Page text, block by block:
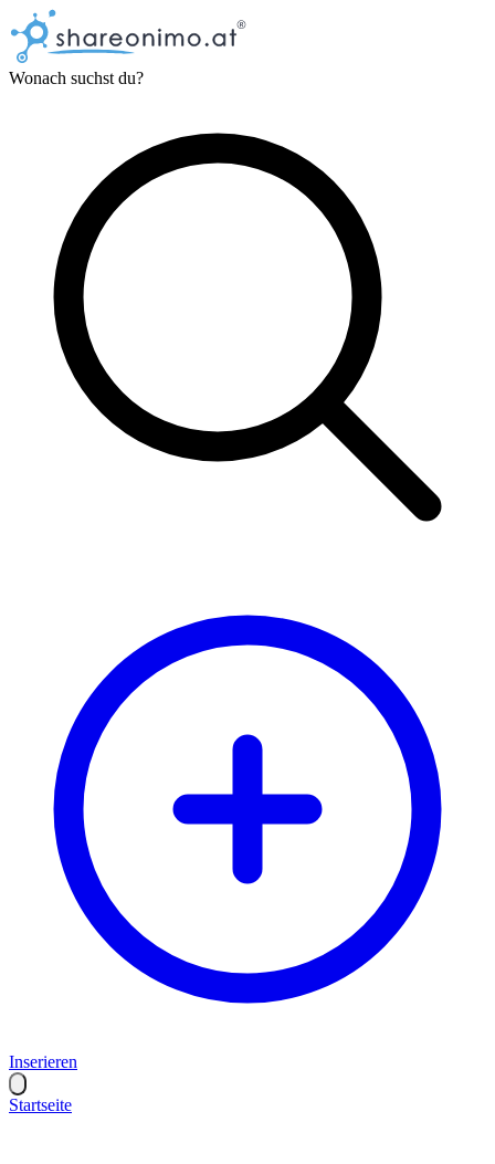
Wonach suchst du?
Inserieren
Startseite